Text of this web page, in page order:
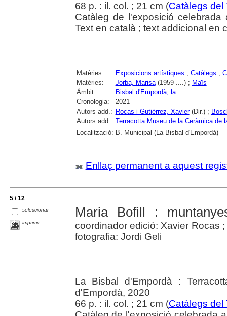
68 p. : il. col. ; 21 cm (Catàlegs del
Catàleg de l'exposició
Text en català ; text addicional en
Matèries: Exposicions artístiques ; Catàlegs ;
Matèries:
Jorba, Marisa(1959-....) ; Maïs
Àmbit:
Bisbal d'Empordà, la
Cronologia:
2021
Autors add.: Rocas i Gutiérrez, Xavier(Dir.) ;
Autors add.: Terracotta Museu de la Ceràmica de
Localització: B. Municipal (La Bisbal d'Empordà)
Enllaç permanent a aquest
5 / 12
seleccionar
imprimir
Maria Bofill :
coordinador edició: Xavier Rocas
fotografia: Jordi Geli
La Bisbal d'Empordà :
d'Empordà, 2020
66 p. : il. col. ; 21 cm (Catàlegs del